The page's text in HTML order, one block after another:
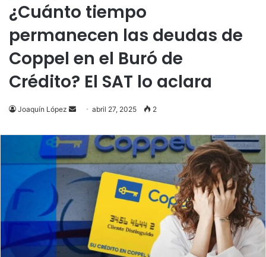
¿Cuánto tiempo
permanecen las deudas de
Coppel en el Buró de
Crédito? El SAT lo aclara
Joaquín López
Send
email
abril 27, 2025 2